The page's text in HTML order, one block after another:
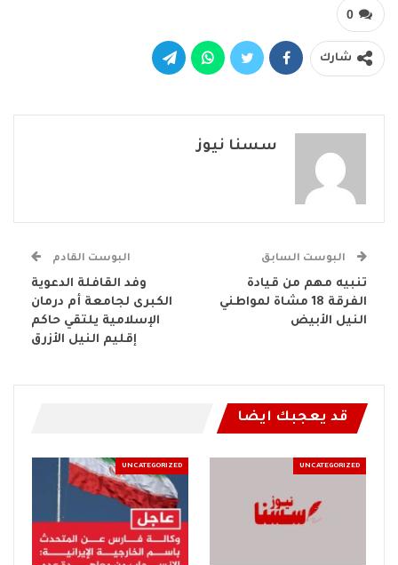
0
شارك
سسنا نيوز
البوست السابق
تنبيه مهم من قيادة
الفرقة 18 مشاة لمواطني
النيل الأبيض
البوست القادم
وفد القافلة الدعوية
الكبرى لجامعة أم درمان
الإسلامية يلتقي حاكم
إقليم النيل الأزرق
قد يعجبك ايضا
UNCATEGORIZED
UNCATEGORIZED